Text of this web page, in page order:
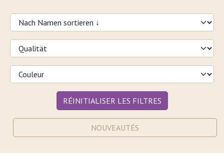
RÉINITIALISER LES FILTRES
NOUVEAUTÉS